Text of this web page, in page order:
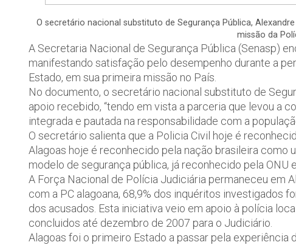
O secretário nacional substituto de Segurança Pública,
missão da
A Secretaria Nacional de Segurança Pública (Senasp)
manifestando satisfação pelo desempenho durante a
Estado, em sua primeira missão no País.
No documento, o secretário nacional substituto de
apoio recebido, “tendo em vista a parceria que levou a
integrada e pautada na responsabilidade com a
O secretário salienta que a Policia Civil hoje é
Alagoas hoje é reconhecido pela nação brasileira como
modelo de segurança pública, já reconhecido pela ONU
A Força Nacional de Polícia Judiciária permaneceu em
com a PC alagoana, 68,9% dos inquéritos investigados
dos acusados. Esta iniciativa veio em apoio à polícia
concluidos até dezembro de 2007 para o Judiciário.
Alagoas foi o primeiro Estado a passar pela